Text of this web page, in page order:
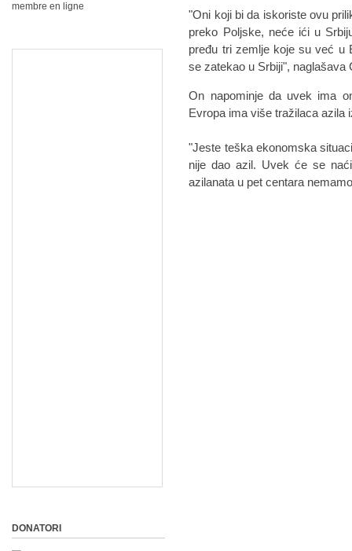
"Oni koji bi da iskoriste ovu
preko Poljske, neće ići u
pređu tri zemlje koje su već u
se zatekao u Srbiji", naglašava
On napominje da uvek ima
Evropa ima više tražilaca azila
"Jeste teška ekonomska
nije dao azil. Uvek će se
azilanata u pet centara
membre en ligne
DONATORI